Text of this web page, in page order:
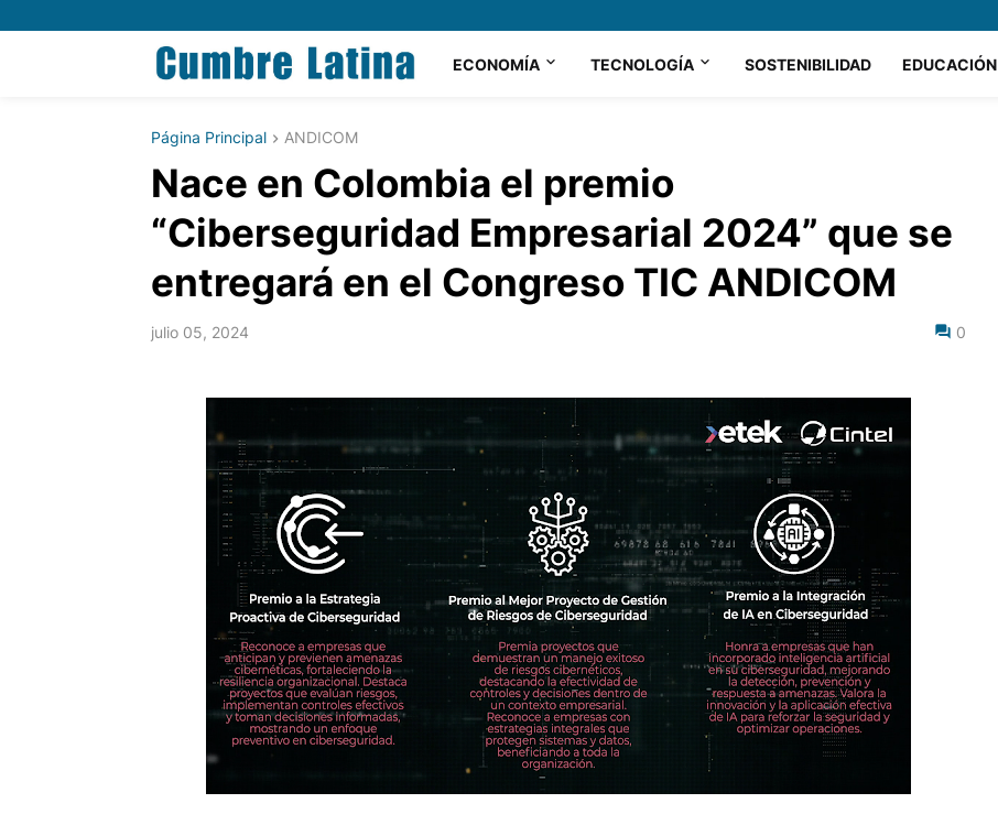
ECONOMÍA TECNOLOGÍA SOSTENIBILIDAD EDUCACIÓN
Página Principal ANDICOM
Nace en Colombia el premio
“Ciberseguridad Empresarial 2024” que se
entregará en el Congreso TIC ANDICOM
julio 05, 2024 0